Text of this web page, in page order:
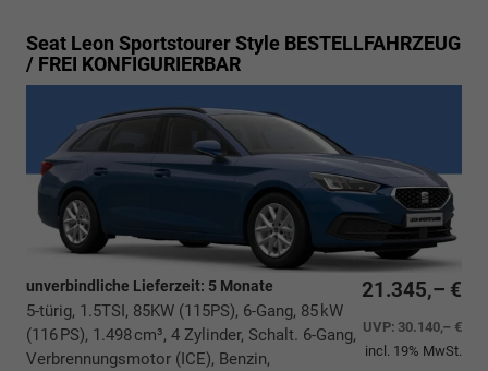
Seat Leon SportstourerStyle BESTELLFAHRZEUG
/ FREI KONFIGURIERBAR
21.345,– €
UVP: 30.140,– €
incl. 19% MwSt.
unverbindliche Lieferzeit: 5 Monate
5-türig, 1.5TSI, 85KW (115PS), 6-Gang, 85 kW
(116 PS), 1.498 cm³, 4 Zylinder, Schalt. 6-Gang,
Verbrennungsmotor (ICE), Benzin,